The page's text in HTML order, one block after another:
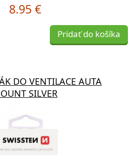
8.95 €
Pridať do košíka
DO VENTILACE AUTA
SILVER